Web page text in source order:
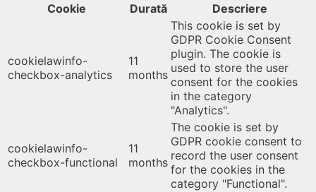
Cookie
Durată Descriere
cookielawinfo-
checkbox-analytics
11
months
This cookie is set by
GDPR Cookie Consent
plugin. The cookie is
used to store the user
consent for the cookies
in the category
"Analytics".
cookielawinfo-
checkbox-functional
11
months
The cookie is set by
GDPR cookie consent to
record the user consent
for the cookies in the
category "Functional".